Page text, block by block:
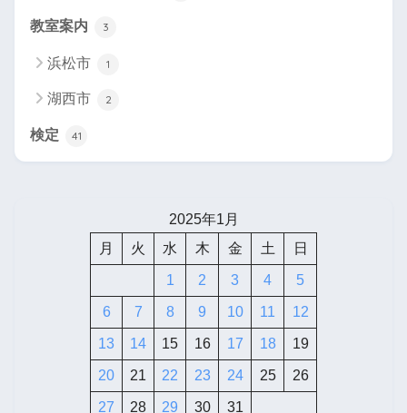
教室案内 3
浜松市 1
湖西市 2
検定 41
2025年1月
月
火 水 木 金 土 日
1 2 3 4 5
6 7 8 9 10 11 12
13 14 15 16 17 18 19
20 21 22 23 24 25 26
27 28 29 30
31